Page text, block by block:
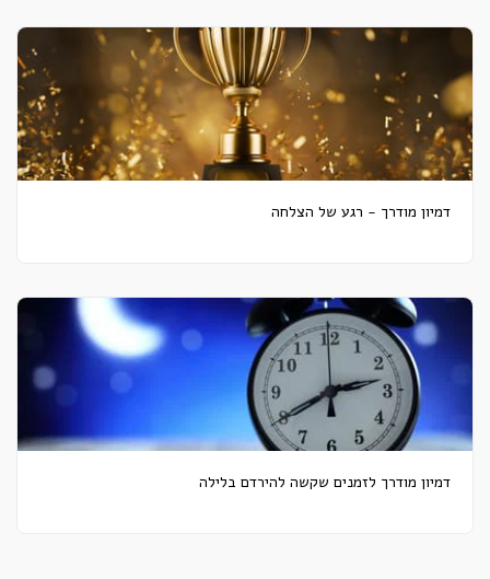
דמיון מודרך - רגע של הצלחה
דמיון מודרך לזמנים שקשה להירדם בלילה